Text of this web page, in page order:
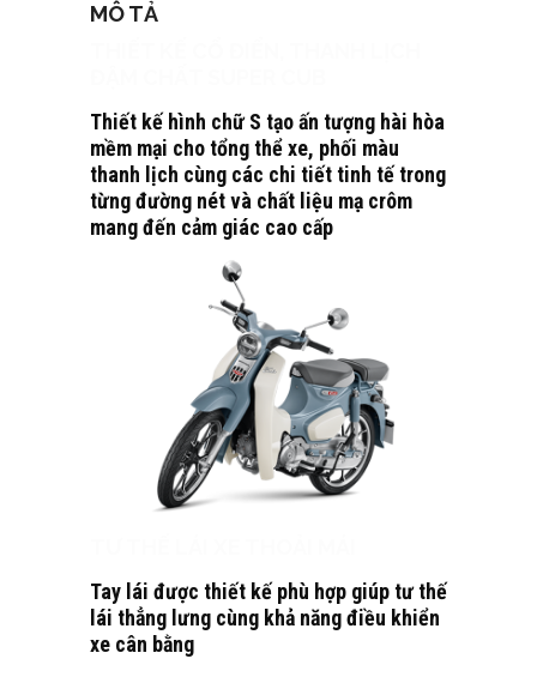
MÔ TẢ
Thiết kế hình chữ S tạo ấn tượng hài hòa
mềm mại cho tổng thể xe, phối màu
thanh lịch cùng các chi tiết tinh tế trong
từng đường nét và chất liệu mạ crôm
mang đến cảm giác cao cấp
Tay lái được thiết kế phù hợp giúp tư thế
lái thẳng lưng cùng khả năng điều khiển
xe cân bằng